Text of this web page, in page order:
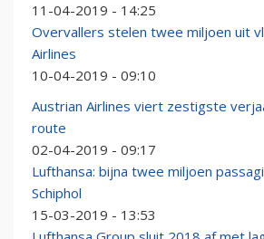
11-04-2019 - 14:25
Overvallers stelen twee miljoen uit
Airlines
10-04-2019 - 09:10
Austrian Airlines viert zestigste
route
02-04-2019 - 09:17
Lufthansa: bijna twee miljoen
Schiphol
15-03-2019 - 13:53